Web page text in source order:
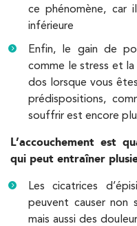
ce phénomène, car
inférieure
Enfin, le gain de
comme le stress et
dos lorsque vous
prédispositions,
souffrir est encore
L’accouchement est
qui peut entraîner
Les cicatrices
peuvent causer non
mais aussi des
1 Rue
01 42 84 06 95
PRENEZ RDV SUR
PRENEZ RDV SUR
IK Boulogne – 92
Billancourt
3 Av. André
01 48 25 34 79
Kinésithérapie